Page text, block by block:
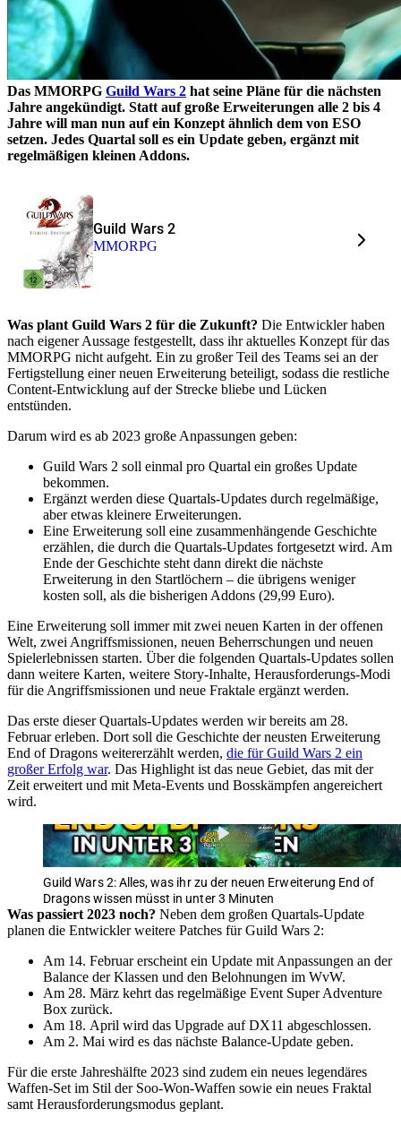
Das MMORPG Guild Wars 2 hat seine Pläne für die nächsten
Jahre angekündigt. Statt auf große Erweiterungen alle 2 bis 4
Jahre will man nun auf ein Konzept ähnlich dem von ESO
setzen. Jedes Quartal soll es ein Update geben, ergänzt mit
regelmäßigen kleinen Addons.
Guild Wars 2
MMORPG
Was plant Guild Wars 2 für die Zukunft? Die Entwickler haben
nach eigener Aussage festgestellt, dass ihr aktuelles Konzept für das
MMORPG nicht aufgeht. Ein zu großer Teil des Teams sei an der
Fertigstellung einer neuen Erweiterung beteiligt, sodass die restliche
Content-Entwicklung auf der Strecke bliebe und Lücken
entstünden.
Darum wird es ab 2023 große Anpassungen geben:
Guild Wars 2 soll einmal pro Quartal ein großes Update
bekommen.
Ergänzt werden diese Quartals-Updates durch regelmäßige,
aber etwas kleinere Erweiterungen.
Eine Erweiterung soll eine zusammenhängende Geschichte
erzählen, die durch die Quartals-Updates fortgesetzt wird. Am
Ende der Geschichte steht dann direkt die nächste
Erweiterung in den Startlöchern – die übrigens weniger
kosten soll, als die bisherigen Addons (29,99 Euro).
Eine Erweiterung soll immer mit zwei neuen Karten in der offenen
Welt, zwei Angriffsmissionen, neuen Beherrschungen und neuen
Spielerlebnissen starten. Über die folgenden Quartals-Updates sollen
dann weitere Karten, weitere Story-Inhalte, Herausforderungs-Modi
für die Angriffsmissionen und neue Fraktale ergänzt werden.
Das erste dieser Quartals-Updates werden wir bereits am 28.
Februar erleben. Dort soll die Geschichte der neusten Erweiterung
End of Dragons weitererzählt werden, die für Guild Wars 2 ein
großer Erfolg war. Das Highlight ist das neue Gebiet, das mit der
Zeit erweitert und mit Meta-Events und Bosskämpfen angereichert
wird.
Guild Wars 2: Alles, was ihr zu der neuen Erweiterung End of
Dragons wissen müsst in unter 3 Minuten
Was passiert 2023 noch? Neben dem großen Quartals-Update
planen die Entwickler weitere Patches für Guild Wars 2:
Am 14. Februar erscheint ein Update mit Anpassungen an der
Balance der Klassen und den Belohnungen im WvW.
Am 28. März kehrt das regelmäßige Event Super Adventure
Box zurück.
Am 18. April wird das Upgrade auf DX11 abgeschlossen.
Am 2. Mai wird es das nächste Balance-Update geben.
Für die erste Jahreshälfte 2023 sind zudem ein neues legendäres
Waffen-Set im Stil der Soo-Won-Waffen sowie ein neues Fraktal
samt Herausforderungsmodus geplant.